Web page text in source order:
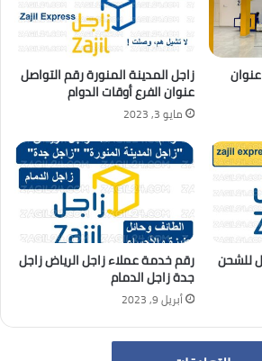
زاجل المدينة المنورة رقم التواصل
عنوان الفرع أوقات الدوام
مايو 3, 2023
للشحن رقم خدمة عملاء زاجل الرياض زاجل
جدة زاجل الدمام
أبريل 9, 2023